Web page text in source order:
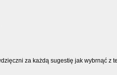
za każdą sugestię jak wybrnąć z